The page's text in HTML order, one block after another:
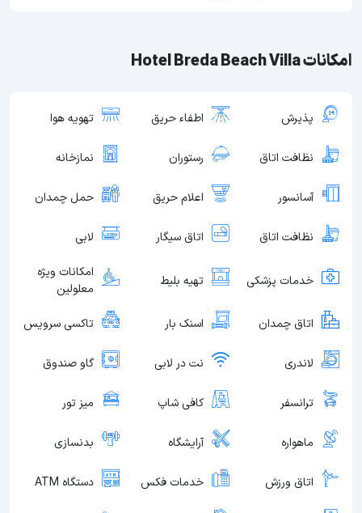
امکانات Hotel Breda Beach Villa
پذیرش اطفاء حریق تهویه هوا
نظافت اتاق رستوران نمازخانه
آسانسور اعلام حریق حمل چمدان
نظافت اتاق اتاق سیگار لابی
خدمات پزشکی تهیه بلیط
امکانات ویژه
معلولین
اتاق چمدان اسنک بار تاکسی سرویس
لاندری نت در لابی گاو صندوق
ترانسفر کافی شاپ میز تور
ماهواره آرایشگاه بدنسازی
اتاق ورزش خدمات فکس دستگاه ATM